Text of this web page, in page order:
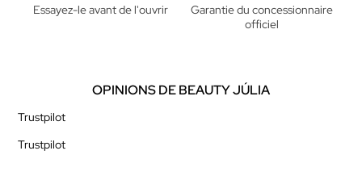
Essayez-le avant de l'ouvrir
Garantie du concessionnaire
officiel
OPINIONS DE BEAUTY JÚLIA
Trustpilot
Trustpilot